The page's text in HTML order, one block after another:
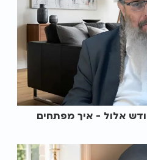
אלול - איך מפתחים